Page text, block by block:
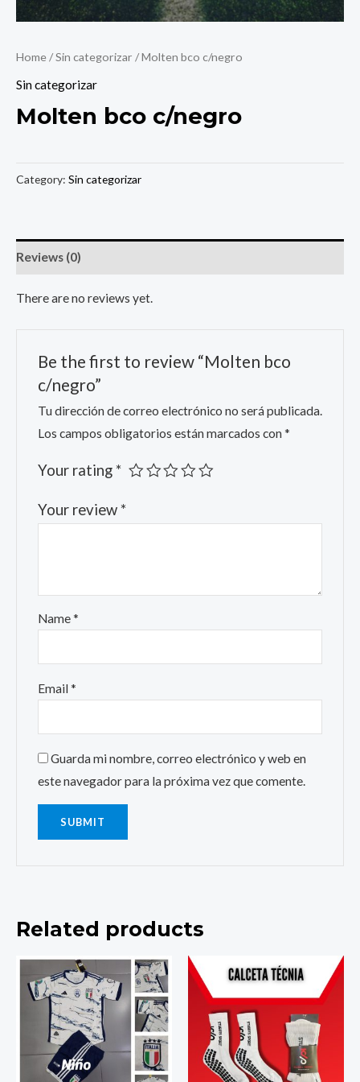
Home/Sin categorizar / Molten bco c/negro
Sin categorizar
Molten bco c/negro
Category: Sin categorizar
Reviews (0)
There are no reviews yet.
Be the first to review “Molten bco
c/negro”
Tu dirección de correo electrónico no será publicada.
Los campos obligatorios están marcados con *
Your rating*
Your review*
Name *
Email *
Guarda mi nombre, correo electrónico y web en
este navegador para la próxima vez que comente.
Related products